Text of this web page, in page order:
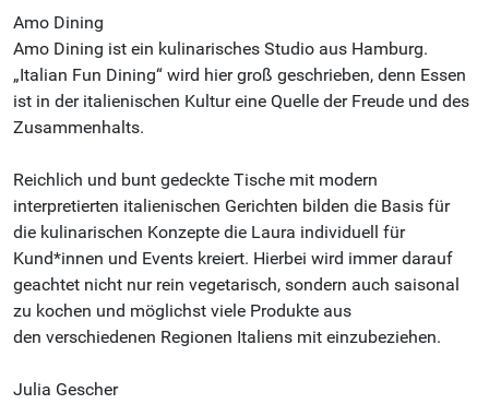
Amo Dining
Amo Dining ist ein kulinarisches Studio aus Hamburg.
„Italian Fun Dining“ wird hier groß geschrieben, denn Essen
ist in der italienischen Kultur eine Quelle der Freude und des
Zusammenhalts.
Reichlich und bunt gedeckte Tische mit modern
interpretierten italienischen Gerichten bilden die Basis für
die kulinarischen Konzepte die Laura individuell für
Kund*innen und Events kreiert. Hierbei wird immer darauf
geachtet nicht nur rein vegetarisch, sondern auch saisonal
zu kochen und möglichst viele Produkte aus
den verschiedenen Regionen Italiens mit einzubeziehen.
Julia Gescher